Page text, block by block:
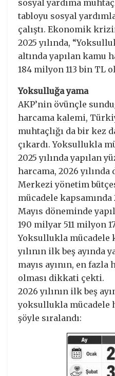
sosyal yardıma
tabloyu sosyal
çalıştı. Ekonomik
2025 yılında,
altında yapılan kamu
184 milyon 113 bin TL
Yoksulluğa yama
AKP’nin övünçle
harcama kalemi,
muhtaçlığı da bir kez
çıkardı. Yoksullukla
2025 yılında yapılan
harcama, 2026
Merkezi yönetim
mücadele kapsamında
Mayıs döneminde
190 milyar 511 milyon
Yoksullukla mücadele
yılının ilk beş ayında
mayıs ayının, en fazla
olması dikkati çekti.
2026 yılının ilk beş
yoksullukla mücadele
şöyle sıralandı: